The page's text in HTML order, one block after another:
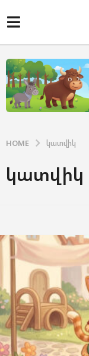
HOME կատվիկ
կատվիկ